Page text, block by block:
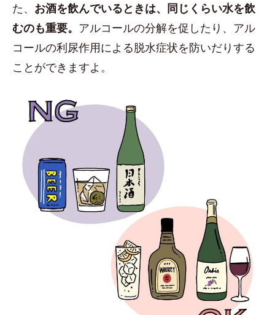
た、 お酒を飲んでいるときは、同じくらい水を飲
むのも重要。 アルコールの分解を促したり、アル
コールの利尿作用による脱水症状を防いだりする
ことができますよ。